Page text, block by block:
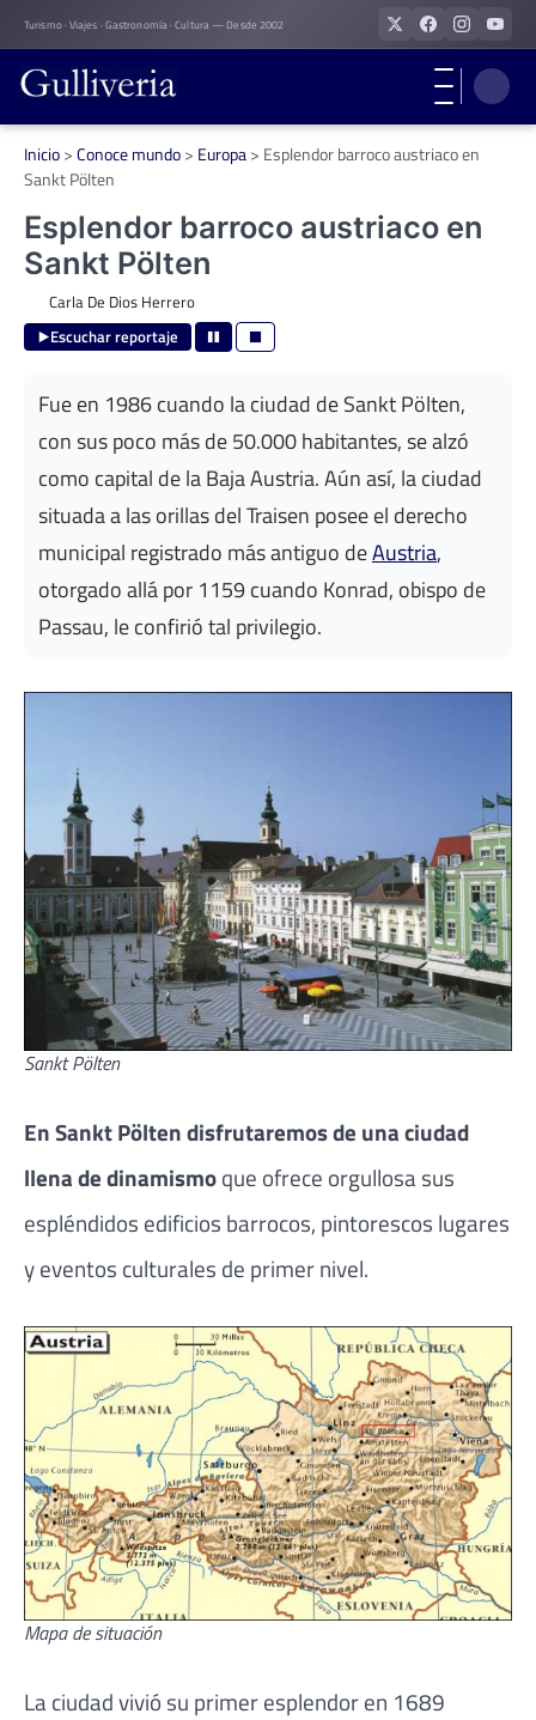
Skip
to
content
Turismo · Viajes · Gastronomía · Cultura — Desde 2002
Inicio>Conoce mundo> Europa> Esplendor barroco austriaco en
Sankt Pölten
Esplendor barroco austriaco en
Sankt Pölten
Carla De Dios Herrero
Escuchar reportaje
Fue en 1986 cuando la ciudad de Sankt Pölten,
con sus poco más de 50.000 habitantes, se alzó
como capital de la Baja Austria. Aún así, la ciudad
situada a las orillas del Traisen posee el derecho
municipal registrado más antiguo deAustria,
otorgado allá por 1159 cuando Konrad, obispo de
Passau, le confirió tal privilegio.
Sankt Pölten
En Sankt Pölten disfrutaremos de una ciudad
llena de dinamismoque ofrece orgullosa sus
espléndidos edificios barrocos, pintorescos lugares
y eventos culturales de primer nivel.
Mapa de situación
La ciudad vivió su primer esplendor en 1689